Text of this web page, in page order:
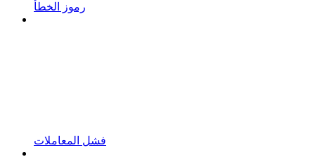
رموز الخطأ
فشل المعاملات